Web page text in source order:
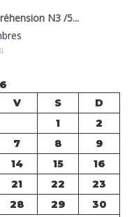
N3 /5...
V S
D
1
2
7 8
9
14 15
16
21 22
23
28 29
30